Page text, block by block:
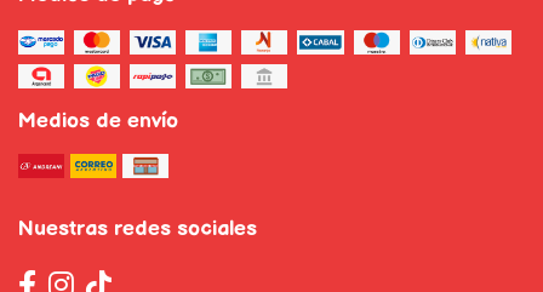
Medios de envío
Nuestras redes sociales